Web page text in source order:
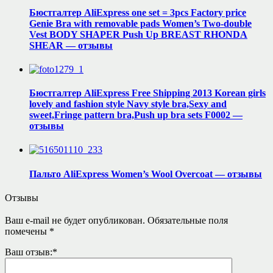
Бюстгалтер AliExpress one set = 3pcs Factory price
Genie Bra with removable pads Women’s Two-double
Vest BODY SHAPER Push Up BREAST RHONDA
SHEAR — отзывы
Бюстгалтер AliExpress Free Shipping 2013 Korean girls
lovely and fashion style Navy style bra,Sexy and
sweet,Fringe pattern bra,Push up bra sets F0002 —
отзывы
Пальто AliExpress Women’s Wool Overcoat — отзывы
Отзывы
Ваш e-mail не будет опубликован. Обязательные поля
помечены *
Ваш отзыв:*